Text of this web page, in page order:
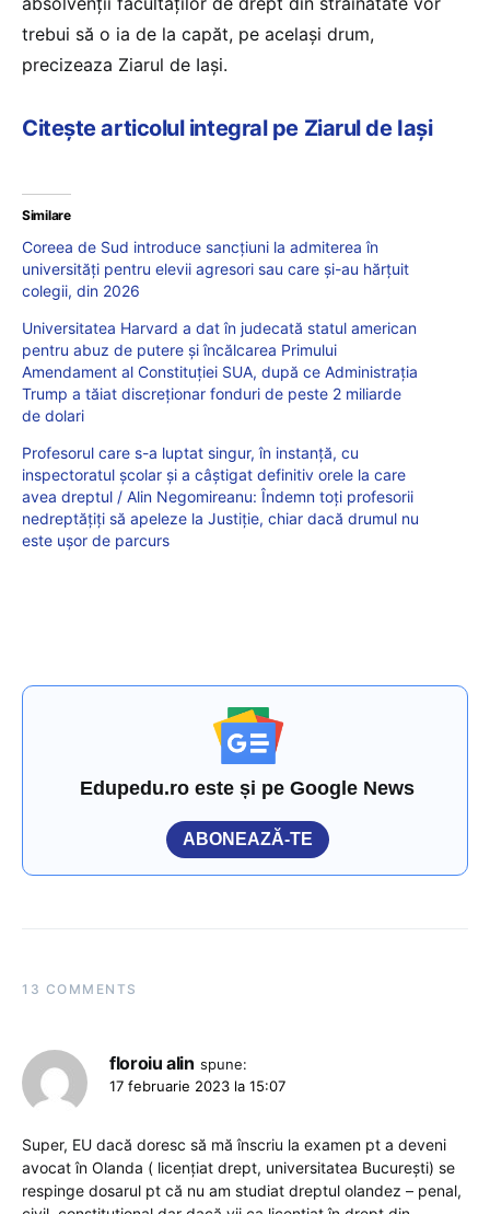
trebui să o ia de la capăt, pe acelaşi drum,
precizeaza Ziarul de Iași.
Citește articolul integral pe Ziarul de Iași
Similare
Coreea de Sud introduce sancțiuni la admiterea în
universități pentru elevii agresori sau care și-au hărțuit
colegii, din 2026
Universitatea Harvard a dat în judecată statul american
pentru abuz de putere și încălcarea Primului
Amendament al Constituției SUA, după ce Administrația
Trump a tăiat discreționar fonduri de peste 2 miliarde
de dolari
Profesorul care s-a luptat singur, în instanță, cu
inspectoratul școlar și a câștigat definitiv orele la care
avea dreptul / Alin Negomireanu: Îndemn toți profesorii
nedreptățiți să apeleze la Justiție, chiar dacă drumul nu
este ușor de parcurs
Edupedu.ro este și pe Google News
ABONEAZĂ-TE
13 COMMENTS
floroiu alin spune:
17 februarie 2023 la 15:07
Super, EU dacă doresc să mă înscriu la examen pt a deveni
avocat în Olanda ( licențiat drept, universitatea București) se
respinge dosarul pt că nu am studiat dreptul olandez – penal,